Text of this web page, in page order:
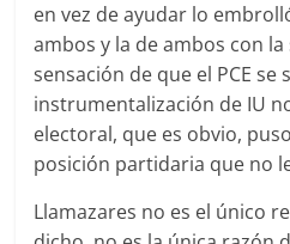
en vez de ayudar lo
ambos y la de ambos con
sensación de que el PCE se
instrumentalización de IU
electoral, que es obvio,
posición partidaria que no
Llamazares no es el único